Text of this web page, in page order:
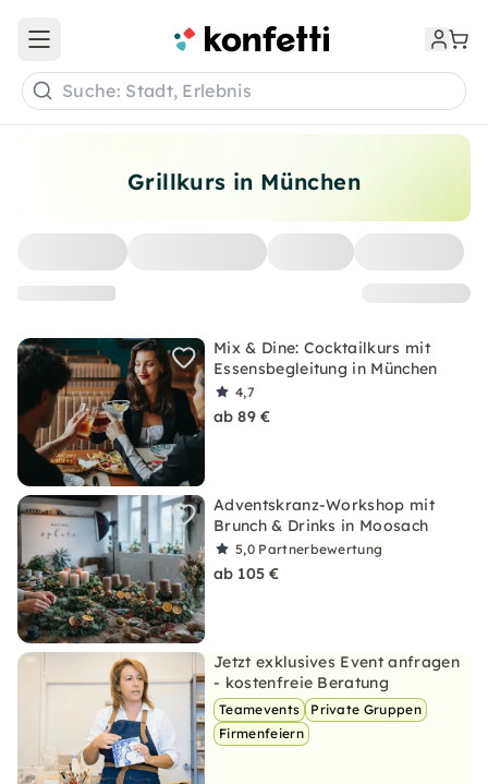
Grillkurs in München
Mix & Dine: Cocktailkurs mit
Essensbegleitung in München
4,7
ab 89 €
Adventskranz-Workshop mit
Brunch & Drinks in Moosach
5,0 Partnerbewertung
ab 105 €
Jetzt exklusives Event anfragen
- kostenfreie Beratung
Teamevents
Private Gruppen
Firmenfeiern
Open main menu
Suche: Stadt, Erlebnis